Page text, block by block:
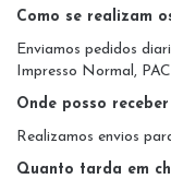
Como se realizam
Enviamos pedidos
Impresso Normal,
Onde posso
Realizamos envios
Quanto tarda em